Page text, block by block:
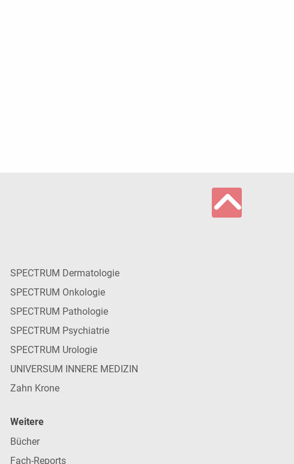
SPECTRUM Dermatologie
SPECTRUM Onkologie
SPECTRUM Pathologie
SPECTRUM Psychiatrie
SPECTRUM Urologie
UNIVERSUM INNERE MEDIZIN
Zahn Krone
Weitere
Bücher
Fach-Reports